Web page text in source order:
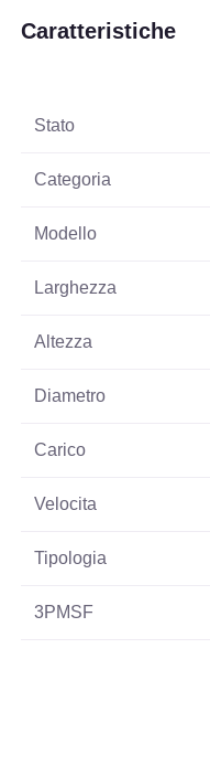
Caratteristiche
Stato
Categoria
Modello
Larghezza
Altezza
Diametro
Carico
Velocita
Tipologia
3PMSF